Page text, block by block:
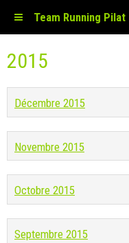
Team Running Pilat
2015
Décembre 2015
Novembre 2015
Octobre 2015
Septembre 2015